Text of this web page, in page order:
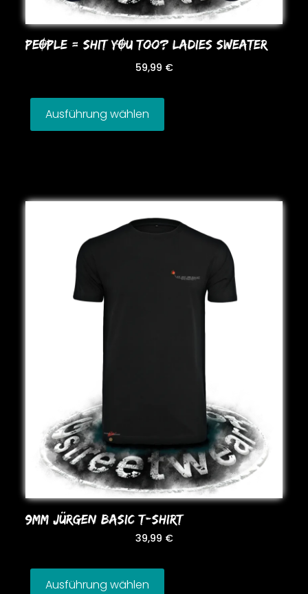
PEOPLE = SHIT YOU Too? LADIES SWEATER
59,99 €
Ausführung wählen
9MM JÜRGEN BASIC T-SHIRT
39,99 €
Ausführung wählen